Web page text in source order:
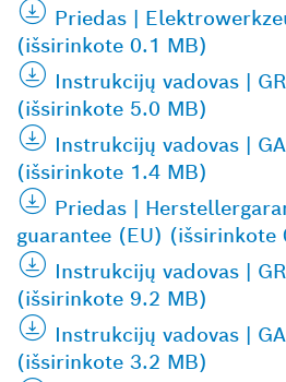
Priedas |
(išsirinkote 0.1 MB)
Instrukcijų vadovas |
(išsirinkote 5.0 MB)
Instrukcijų vadovas |
(išsirinkote 1.4 MB)
Priedas |
guarantee (EU) (išsirinkote
Instrukcijų vadovas |
(išsirinkote 9.2 MB)
Instrukcijų vadovas |
(išsirinkote 3.2 MB)